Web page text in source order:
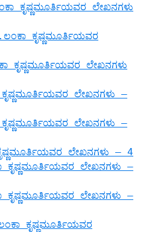
ಕೃಷ್ಣಮೂರ್ತಿಯವರ ಲೇಖನಗಳು
ಕೃಷ್ಣಮೂರ್ತಿಯವರ
ಕೃಷ್ಣಮೂರ್ತಿಯವರ ಲೇಖನಗಳು
ಲೇಖನಗಳು –
ಲೇಖನಗಳು –
ಲೇಖನಗಳು – 4
ಲೇಖನಗಳು –
ಲೇಖನಗಳು –
ಕೃಷ್ಣಮೂರ್ತಿಯವರ